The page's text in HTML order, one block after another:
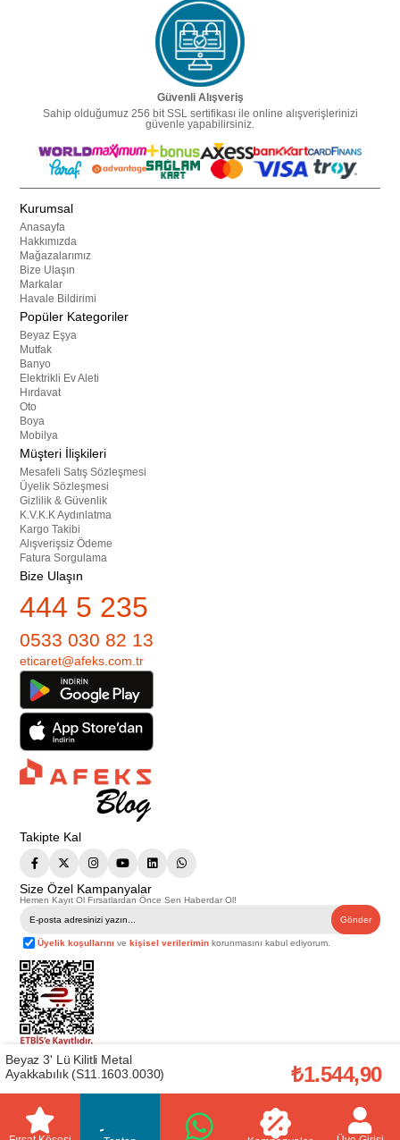
Güvenli Alışveriş
Sahip olduğumuz 256 bit SSL sertifikası ile online alışverişlerinizi
güvenle yapabilirsiniz.
Kurumsal
Anasayfa
Hakkımızda
Mağazalarımız
Bize Ulaşın
Markalar
Havale Bildirimi
Popüler Kategoriler
Beyaz Eşya
Mutfak
Banyo
Elektrikli Ev Aleti
Hırdavat
Oto
Boya
Mobilya
Müşteri İlişkileri
Mesafeli Satış Sözleşmesi
Üyelik Sözleşmesi
Gizlilik & Güvenlik
K.V.K.K Aydınlatma
Kargo Takibi
Alışverişsiz Ödeme
Fatura Sorgulama
Bize Ulaşın
444 5 235
0533 030 82 13
eticaret@afeks.com.tr
Takipte Kal
Size Özel Kampanyalar
Hemen Kayıt Ol Fırsatlardan Önce Sen Haberdar Ol!
Gönder
Üyelik koşullarını vekişisel verilerimin korunmasını kabul ediyorum.
Telif Hakkı © 2026
. Tüm hakları saklıdır.
Bu web sitesindeki tüm ürünler ticari amaçlıdır. Web sitemizde yer alan
görsel ve yazılı içerikler firmamıza ait olup, firmamızın yazılı izni alınmadan
başka yerlerde kullanılamaz. İçeriklerin izin alınmadan kopyalanması ve
kullanılması 5846 sayılı Fikir ve Sanat Eserleri Yasasına göre suçtur.
Beyaz 3' Lü Kilitli Metal
Ayakkabılık (S11.1603.0030)
₺1.544,90